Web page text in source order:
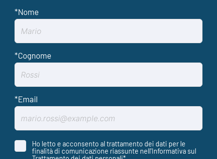
Ho letto e acconsento al trattamento dei dati per le
finalità di comunicazione riassunte nell'Informativa sul